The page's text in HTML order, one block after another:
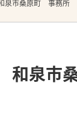
泉市桑原町 事務所
和泉市